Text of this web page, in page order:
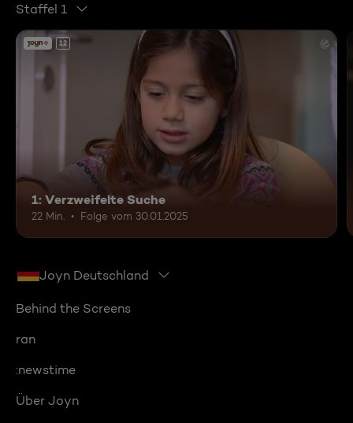
Staffel 1
12
1: Verzweifelte Suche
22 Min. Folge vom 30.01.2025
Joyn Deutschland
Behind the Screens
ran
:newstime
Über Joyn